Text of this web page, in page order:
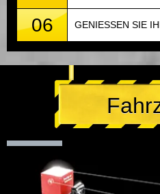
06 GENIESSEN SIE